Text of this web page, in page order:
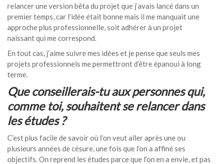
relancer une version bêta du projet que j’avais lancé dans un
premier temps, car l’idée était bonne mais il me manquait une
approche plus professionnelle, soit adhérer à un projet
naissant qui me correspond.
En tout cas, j’aime suivre mes idées et je pense que seuls mes
projets professionnels me permettront d’être épanoui à long
terme.
Que conseillerais-tu aux personnes qui,
comme toi, souhaitent se relancer dans
les études ?
C’est plus facile de savoir où l’on veut aller après une ou
plusieurs années de césure, une fois que l’on a affiné ses
objectifs. On reprend les études parce que l’on en a envie, et pas